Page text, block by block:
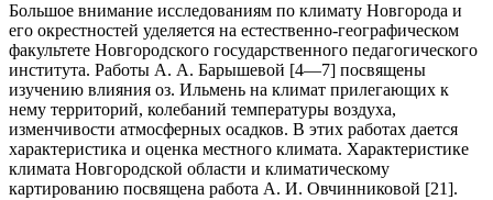
Большое внимание исследованиям по климату Новгорода и
его окрестностей уделяется на естественно-географическом
факультете Новгородского государственного педагогического
института. Работы А. А. Барышевой [4—7] посвящены
изучению влияния оз. Ильмень на климат прилегающих к
нему территорий, колебаний температуры воздуха,
изменчивости атмосферных осадков. В этих работах дается
характеристика и оценка местного климата. Характеристике
климата Новгородской области и климатическому
картированию посвящена работа А. И. Овчинниковой [21].